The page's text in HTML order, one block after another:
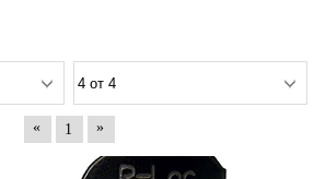
« 1 »